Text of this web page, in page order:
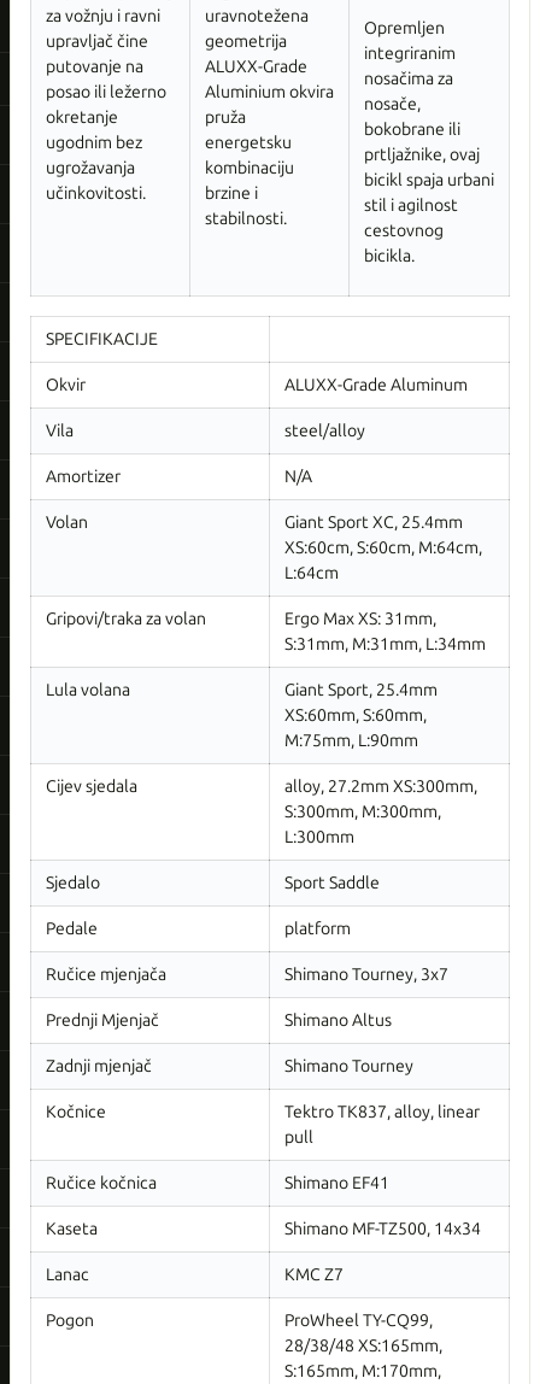
za vožnju i ravni
upravljač čine
putovanje na
posao ili ležerno
okretanje
ugodnim bez
ugrožavanja
učinkovitosti.
uravnotežena
geometrija
ALUXX-Grade
Aluminium okvira
pruža
energetsku
kombinaciju
brzine i
stabilnosti.
Opremljen
integriranim
nosačima za
nosače,
bokobrane ili
prtljažnike, ovaj
bicikl spaja urbani
stil i agilnost
cestovnog
bicikla.
SPECIFIKACIJE
Okvir ALUXX-Grade Aluminum
Vila steel/alloy
Amortizer N/A
Volan
Giant Sport XC, 25.4mm
XS:60cm, S:60cm, M:64cm,
L:64cm
Gripovi/traka za volan
Ergo Max XS: 31mm,
S:31mm, M:31mm, L:34mm
Lula volana
Giant Sport, 25.4mm
XS:60mm, S:60mm,
M:75mm, L:90mm
Cijev sjedala
alloy, 27.2mm XS:300mm,
S:300mm, M:300mm,
L:300mm
Sjedalo Sport Saddle
Pedale platform
Ručice mjenjača Shimano Tourney, 3x7
Prednji Mjenjač Shimano Altus
Zadnji mjenjač Shimano Tourney
Kočnice
Tektro TK837, alloy, linear
pull
Ručice kočnica Shimano EF41
Kaseta Shimano MF-TZ500, 14x34
Lanac KMC Z7
Pogon
ProWheel TY-CQ99,
28/38/48 XS:165mm,
S:165mm, M:170mm,